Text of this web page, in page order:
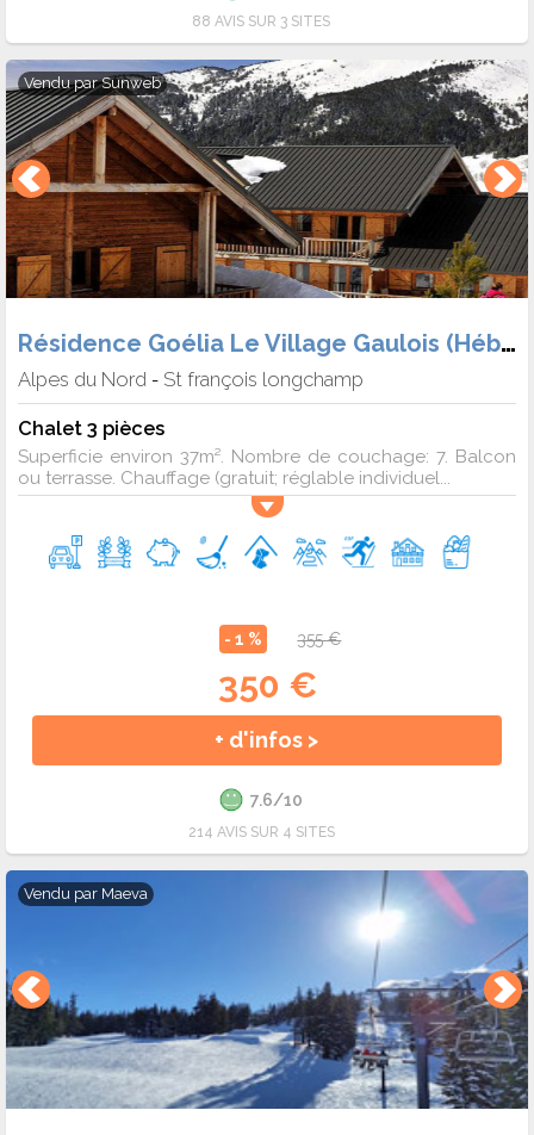
88 AVIS SUR 3 SITES
Vendu parSunweb
Résidence Goélia Le Village Gaulois (Hébergement + Forf.)
Alpes du Nord - St françois longchamp
Chalet 3 pièces
Superficie environ 37m². Nombre de couchage: 7. Balcon
ou terrasse. Chauffage (gratuit; réglable individuel...
- 1 % 355 €
350 €
+ d'infos >
7.6/10
214 AVIS SUR 4 SITES
Vendu par Maeva